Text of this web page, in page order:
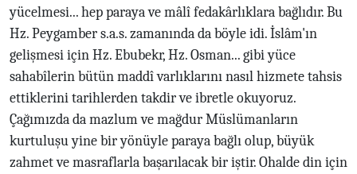
yücelmesi... hep paraya ve mâlî fedakârlıklara bağlıdır. Bu
Hz. Peygamber s.a.s. zamanında da böyle idi. İslâm'ın
gelişmesi için Hz. Ebubekr, Hz. Osman... gibi yüce
sahabîlerin bütün maddî varlıklarını nasıl hizmete tahsis
ettiklerini tarihlerden takdir ve ibretle okuyoruz.
Çağımızda da mazlum ve mağdur Müslümanların
kurtuluşu yine bir yönüyle paraya bağlı olup, büyük
zahmet ve masraflarla başarılacak bir iştir. Ohalde din için